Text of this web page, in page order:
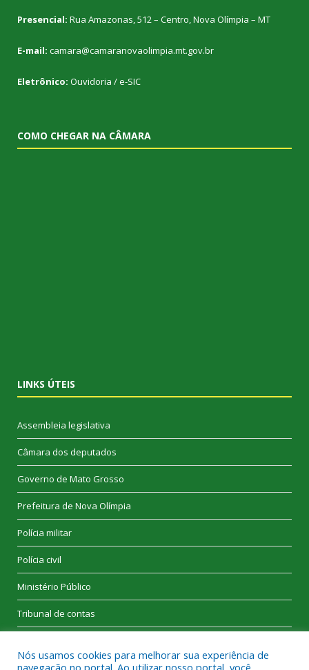
Presencial: Rua Amazonas, 512 – Centro, Nova Olímpia – MT
E-mail: camara@camaranovaolimpia.mt.gov.br
Eletrônico: Ouvidoria /e-SIC
COMO CHEGAR NA CÂMARA
LINKS ÚTEIS
Assembleia legislativa
Câmara dos deputados
Governo de Mato Grosso
Prefeitura de Nova Olímpia
Polícia militar
Polícia civil
Ministério Público
Tribunal de contas
Nós usamos cookies para melhorar sua experiência de
navegação no portal. Ao utilizar nosso portal, você